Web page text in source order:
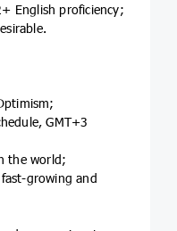
English proficiency;
GMT+3
the world;
growing and